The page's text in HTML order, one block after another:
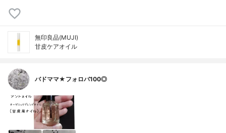
無印良品(MUJI)
甘皮ケアオイル
バドママ★フォロバ100◎